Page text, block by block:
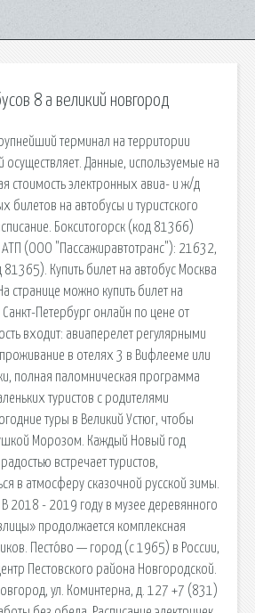
8 а великий новгород
терминал на территории
осуществляет. Данные, используемые на
стоимость электронных авиа- и ж/д
билетов на автобусы и туристского
Бокситогорск (код 81366)
(ООО "Пассажиравтотранс"): 21632,
Купить билет на автобус Москва
странице можно купить билет на
Петербург онлайн по цене от
входит: авиаперелет регулярными
в отелях 3 в Вифлееме или
полная паломническая программа
туристов с родителями
туры в Великий Устюг, чтобы
Морозом. Каждый Новый год
встречает туристов,
в атмосферу сказочной русской зимы.
2018 - 2019 году в музее деревянного
продолжается комплексная
Песто́во — город (с 1965) в России,
Пестовского района Новгородской.
ул. Коминтерна, д. 127 +7 (831)